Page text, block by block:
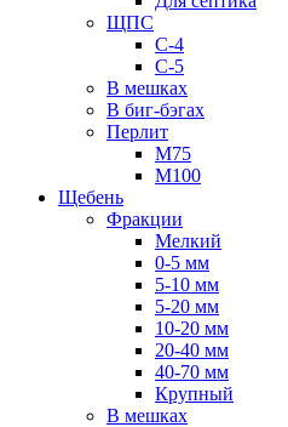
ЩПС
С-4
С-5
В мешках
В биг-бэгах
Перлит
М75
М100
Щебень
Фракции
Мелкий
0-5 мм
5-10 мм
5-20 мм
10-20 мм
20-40 мм
40-70 мм
Крупный
В мешках